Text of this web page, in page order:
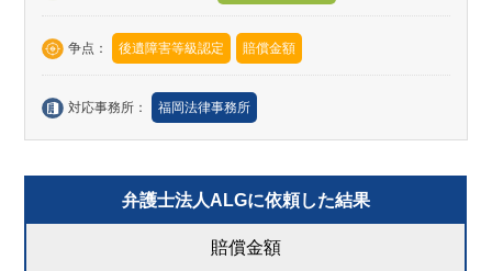
争点： 後遺障害等級認定 賠償金額
対応事務所： 福岡法律事務所
弁護士法人ALGに依頼した結果
賠償金額